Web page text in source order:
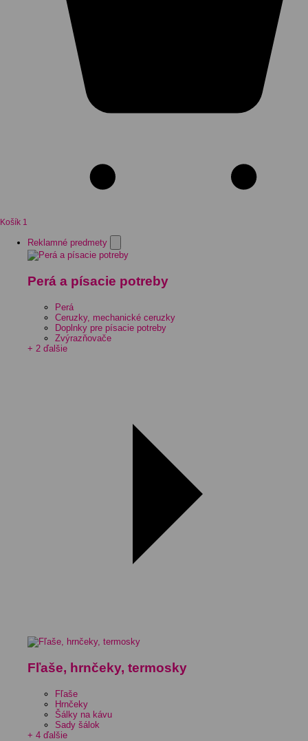
Košík 1
Reklamné predmety
Perá a písacie potreby
Perá
Ceruzky, mechanické ceruzky
Doplnky pre písacie potreby
Zvýrazňovače
+ 2 ďalšie
Fľaše, hrnčeky, termosky
Fľaše
Hrnčeky
Šálky na kávu
Sady šálok
+ 4 ďalšie